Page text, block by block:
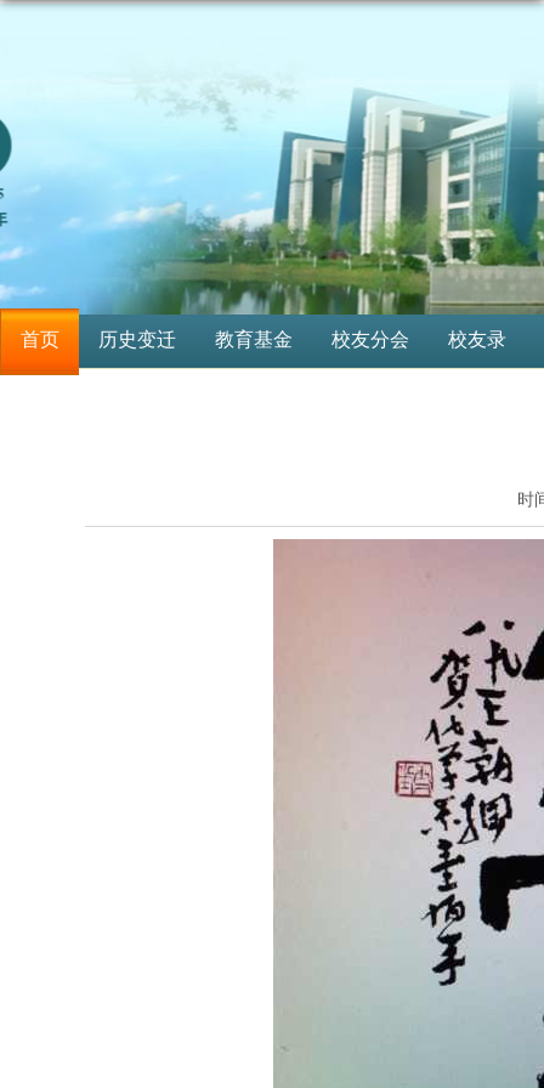
首页 历史变迁 教育基金 校友分会 校友录
时